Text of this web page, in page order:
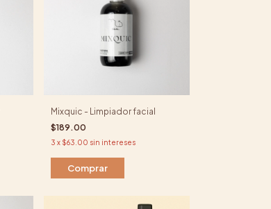
Mixquic - Limpiador facial
$189.00
3 x $63.00 sin intereses
Comprar